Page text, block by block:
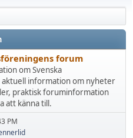
forum
om Svenska
information om nyheter
praktisk foruminformation
att känna till.
PM